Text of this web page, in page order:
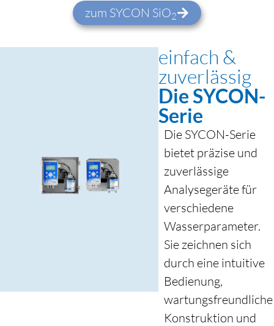
zum SYCON SiO2
einfach &
zuverlässig
Die SYCON-
Serie
Die SYCON-Serie
bietet präzise und
zuverlässige
Analysegeräte für
verschiedene
Wasserparameter.
Sie zeichnen sich
durch eine intuitive
Bedienung,
wartungsfreundliche
Konstruktion und